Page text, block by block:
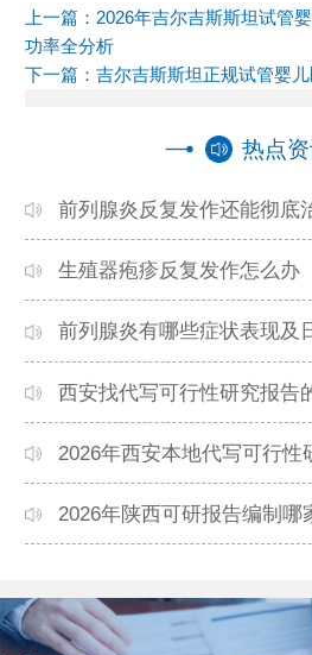
上一篇： 2026年吉尔吉斯斯坦试管
功率全分析
下一篇： 吉尔吉斯斯坦正规试管婴
热点
前列腺炎反复发作还能彻底
生殖器疱疹反复发作怎么办
前列腺炎有哪些症状表现及
西安找代写可行性研究报告
本地高口碑机构排名
2026年西安本地代写可行性
靠谱？正规团队推荐
2026年陕西可研报告编制哪